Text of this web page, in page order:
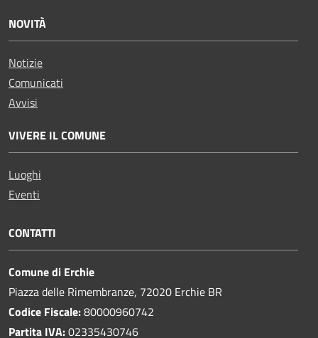
NOVITÀ
Notizie
Comunicati
Avvisi
VIVERE IL COMUNE
Luoghi
Eventi
CONTATTI
Comune di Erchie
Piazza delle Rimembranze, 72020 Erchie BR
Codice Fiscale:80000960742
Partita IVA:02335430746